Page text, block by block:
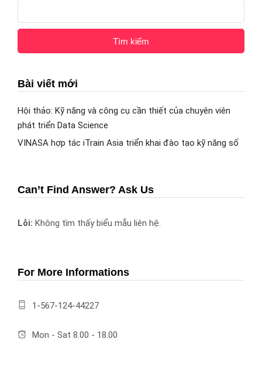
cho:
Bài viết mới
Hội thảo: Kỹ năng và công cụ cần thiết của chuyên viên
phát triển Data Science
VINASA hợp tác iTrain Asia triển khai đào tạo kỹ năng số
Can’t Find Answer? Ask Us
Lỗi: Không tìm thấy biểu mẫu liên hệ.
For More Informations
1-567-124-44227
Mon - Sat 8.00 - 18.00